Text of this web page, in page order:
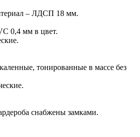
– ЛДСП 18 мм.
0,4 мм в цвет.
тонированные в массе без
снабжены замками.